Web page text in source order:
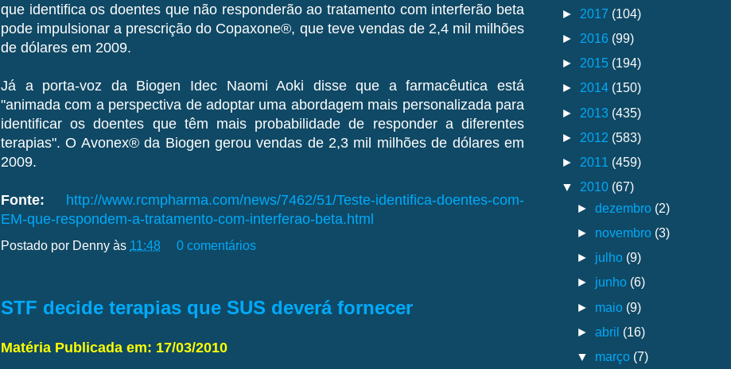
que identifica os doentes que não responderão ao tratamento com interferão beta
pode impulsionar a prescrição do Copaxone®, que teve vendas de 2,4 mil milhões
de dólares em 2009.
Já a porta-voz da Biogen Idec Naomi Aoki disse que a farmacêutica está
"animada com a perspectiva de adoptar uma abordagem mais personalizada para
identificar os doentes que têm mais probabilidade de responder a diferentes
terapias". O Avonex® da Biogen gerou vendas de 2,3 mil milhões de dólares em
2009.
Fonte:
http://www.rcmpharma.com/news/7462/51/Teste-identifica-doentes-com-
EM-que-respondem-a-tratamento-com-interferao-beta.html
Postado por Denny às 11:48 0 comentários
STF decide terapias que SUS deverá fornecer
Matéria Publicada em: 17/03/2010
► 2017 (104)
► 2016 (99)
► 2015 (194)
► 2014 (150)
► 2013 (435)
► 2012 (583)
► 2011 (459)
▼ 2010 (67)
►dezembro (2)
► novembro (3)
► julho (9)
► junho (6)
► maio (9)
►abril (16)
▼ março (7)